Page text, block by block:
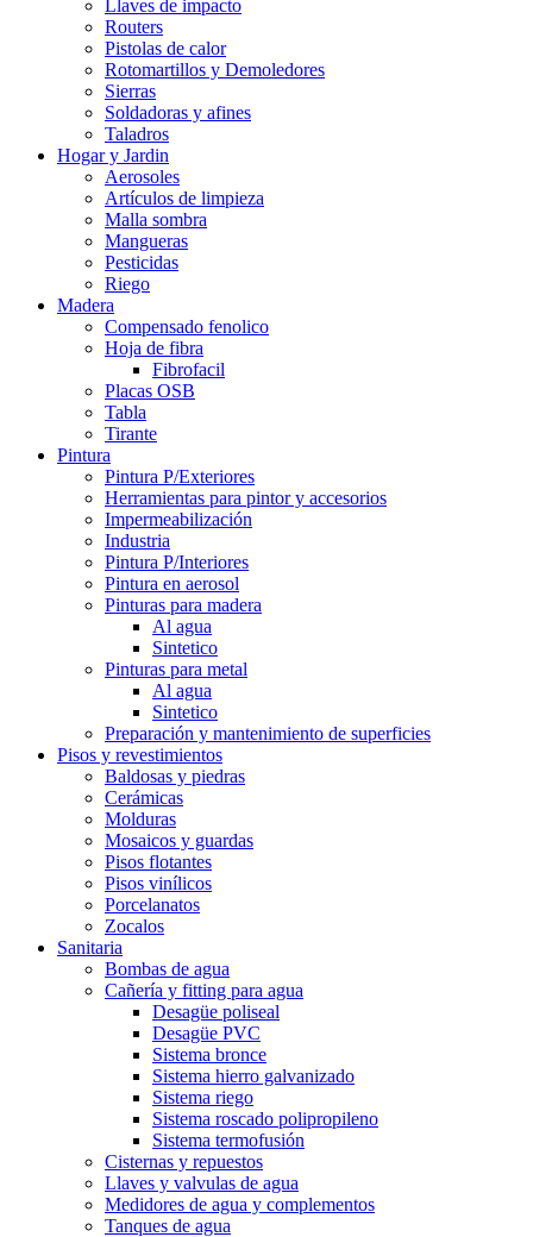
Llaves de impacto
Routers
Pistolas de calor
Rotomartillos y Demoledores
Sierras
Soldadoras y afines
Taladros
Hogar y Jardin
Aerosoles
Artículos de limpieza
Malla sombra
Mangueras
Pesticidas
Riego
Madera
Compensado fenolico
Hoja de fibra
Fibrofacil
Placas OSB
Tabla
Tirante
Pintura
Pintura P/Exteriores
Herramientas para pintor y accesorios
Impermeabilización
Industria
Pintura P/Interiores
Pintura en aerosol
Pinturas para madera
Al agua
Sintetico
Pinturas para metal
Al agua
Sintetico
Preparación y mantenimiento de superficies
Pisos y revestimientos
Baldosas y piedras
Cerámicas
Molduras
Mosaicos y guardas
Pisos flotantes
Pisos vinílicos
Porcelanatos
Zocalos
Sanitaria
Bombas de agua
Cañería y fitting para agua
Desagüe poliseal
Desagüe PVC
Sistema bronce
Sistema hierro galvanizado
Sistema riego
Sistema roscado polipropileno
Sistema termofusión
Cisternas y repuestos
Llaves y valvulas de agua
Medidores de agua y complementos
Tanques de agua